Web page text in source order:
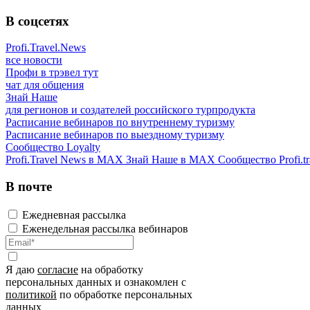
В соцсетях
Profi.Travel.News
все новости
Профи в трэвел тут
чат для общения
Знай Наше
для регионов и создателей российского турпродукта
Расписание вебинаров по внутреннему туризму
Расписание вебинаров по выездному туризму
Сообщество Loyalty
Profi.Travel News в MAX Знай Наше в MAX Сообщество
В почте
Ежедневная рассылка
Еженедельная рассылка вебинаров
Я даю согласие на обработку
персональных данных и ознакомлен с
политикой по обработке персональных
данных